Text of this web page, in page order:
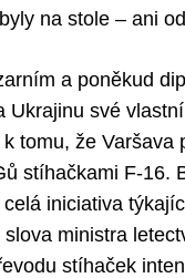
na stole – ani
a poněkud
Ukrajinu své
tomu, že
stíhačkami F-16.
iniciativa
ministra
stíhaček